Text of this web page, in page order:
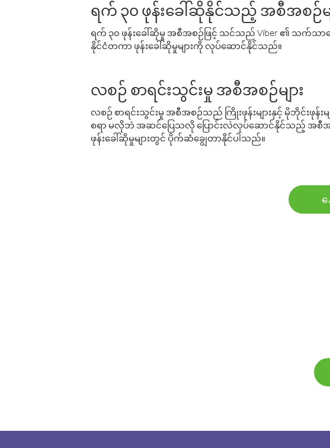
ရက် ၃၀ ဖုန်းခေါ်ဆိုနိုင်သည့် အစီအစဉ်မ
ရက် ၃၀ ဖုန်းခေါ်ဆိုမှု အစီအစဉ်ဖြင့် သင်သည် Viber ၏ သက်သာ
နိုင်ငံတကာ ဖုန်းခေါ်ဆိုမှုများကို လုပ်ဆောင်နိုင်သည်။
လစဉ် စာရင်းသွင်းမှု အစီအစဉ်များ
လစဉ် စာရင်းသွင်းမှု အစီအစဉ်သည် ကြိုးဖုန်းများနှင့် မိုဘိုင်းဖု
စရာ မလိုဘဲ အဆင်ပြေသလို ပြောင်းလဲလုပ်ဆောင်နိုင်သည့် အစီအ
ဖုန်းခေါ်ဆိုမှုများတွင် ပိုက်ဆံချွေတာနိုင်ပါသည်။